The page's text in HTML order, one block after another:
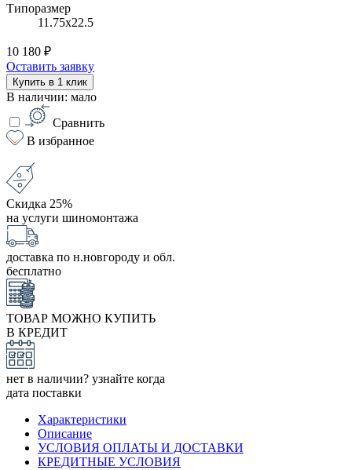
Типоразмер
11.75х22.5
10 180 ₽
Оставить заявку
Купить в 1 клик
В наличии: мало
Сравнить
В избранное
Скидка 25%
на услуги шиномонтажа
доставка по н.новгороду и обл.
бесплатно
ТОВАР МОЖНО КУПИТЬ
В КРЕДИТ
нет в наличии? узнайте когда
дата поставки
Характеристики
Описание
УСЛОВИЯ ОПЛАТЫ И ДОСТАВКИ
КРЕДИТНЫЕ УСЛОВИЯ